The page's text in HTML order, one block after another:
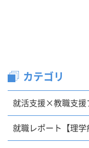
カテゴリ
就活支援×教職支援
就職レポート【理学